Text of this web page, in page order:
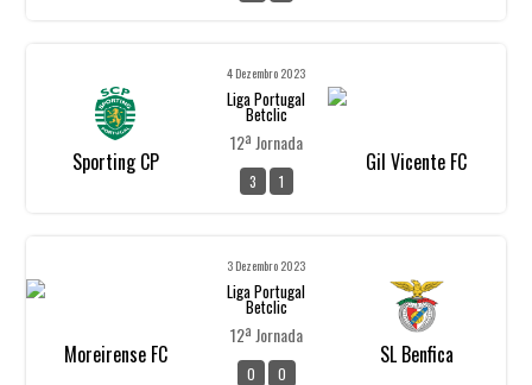
Sporting CP
4 Dezembro 2023
Liga Portugal
Betclic
12ª Jornada
3 1
Gil Vicente FC
Moreirense FC
3 Dezembro 2023
Liga Portugal
Betclic
12ª Jornada
0 0
SL Benfica